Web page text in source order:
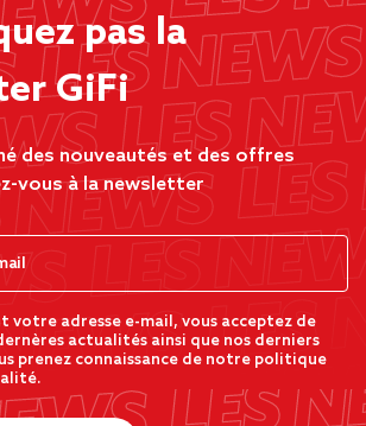
pas la
GiFi
des nouveautés et des offres
vous à la newsletter
votre adresse e-mail, vous acceptez de
actualités ainsi que nos derniers
prenez connaissance de notre politique